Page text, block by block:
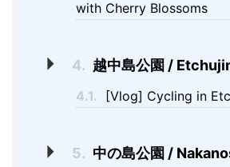
with Cherry Blossoms
4. 越中島公園 /
4.1. [Vlog] Cycling in
5. 中の島公園 /